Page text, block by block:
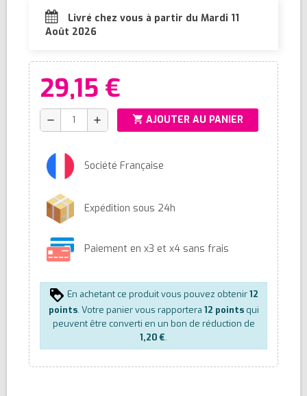
Livré chez vous à partir du Mardi 11
Août 2026
29,15 €
remove add shopping_cart AJOUTER AU PANIER
Société Française
Expédition sous 24h
Paiement en x3 et x4 sans frais
En achetant ce produit vous pouvez obtenir12
points. Votre panier vous rapportera 12 pointsqui
peuvent être converti en un bon de réduction de
1,20 €.